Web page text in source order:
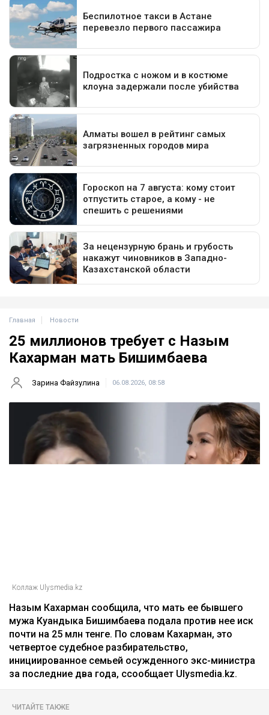
Главная Новости
25 миллионов требует с Назым
Кахарман мать Бишимбаева
Зарина Файзулина 06.08.2026, 08:58
Коллаж Ulysmedia.kz
Назым Кахарман сообщила, что мать ее бывшего
мужа Куандыка Бишимбаева подала против нее иск
почти на 25 млн тенге. По словам Кахарман, это
четвертое судебное разбирательство,
инициированное семьей осужденного экс-министра
за последние два года, ссообщает Ulysmedia.kz.
ЧИТАЙТЕ ТАКЖЕ